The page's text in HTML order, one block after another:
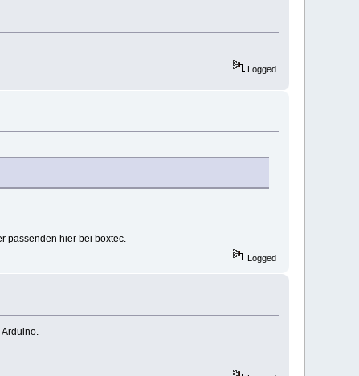
Logged
passenden hier bei boxtec.
Logged